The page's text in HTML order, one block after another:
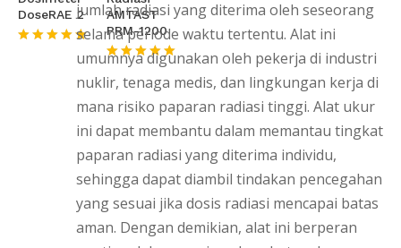
DoseRAE 2
★★★★★
AMTAST
PRM-1200
★★★★★
jumlah radiasi yang diterima oleh seseorang
selama periode waktu tertentu. Alat ini
umumnya digunakan oleh pekerja di industri
nuklir, tenaga medis, dan lingkungan kerja di
mana risiko paparan radiasi tinggi. Alat ukur
ini dapat membantu dalam memantau tingkat
paparan radiasi yang diterima individu,
sehingga dapat diambil tindakan pencegahan
yang sesuai jika dosis radiasi mencapai batas
aman. Dengan demikian, alat ini berperan